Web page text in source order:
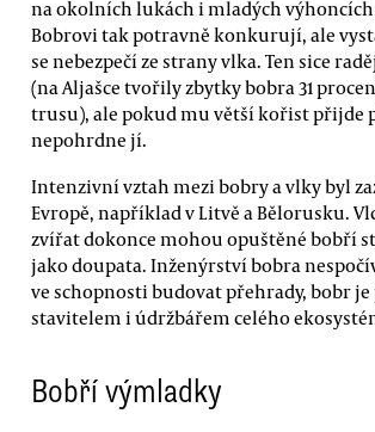
na okolních lukách i mladých
Bobrovi tak potravně konkurují, ale
se nebezpečí ze strany vlka. Ten sice
(na Aljašce tvořily zbytky bobra 31
trusu), ale pokud mu větší kořist přijde
nepohrdne jí.
Intenzivní vztah mezi bobry a vlky byl
Evropě, například v Litvě a Bělorusku.
zvířat dokonce mohou opuštěné bobří
jako doupata. Inženýrství bobra
ve schopnosti budovat přehrady, bobr
stavitelem i údržbářem celého
Bobří výmladky